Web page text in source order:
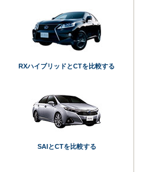
RXハイブリッドとCTを比較する
SAIとCTを比較する